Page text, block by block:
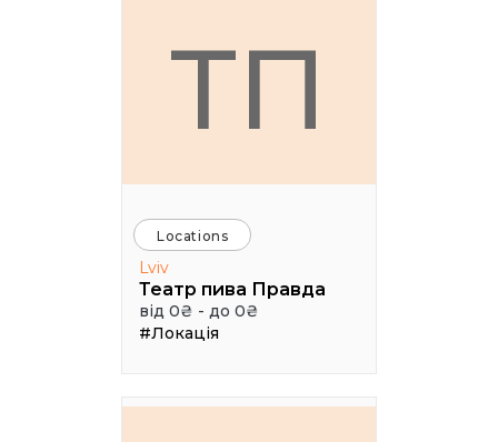
ТП
Locations
Lviv
Театр пива Правда
від 0₴ - до 0₴
#Локація